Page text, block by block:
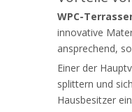
WPC-
innovative
ansprechend,
Einer der
splittern und
Hausbesitzer